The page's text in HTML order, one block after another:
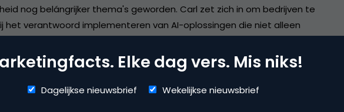
nog belángrijker thema's geworden. Carl zet zich in om bedrijven te
het verantwoord implementeren van AI-oplossingen die niet alleen
Met zijn diepgaande kennis van AI en zijn toewijding aan veilige
Carl organisaties de balans te vinden tussen innovatie en
Zijn werk draagt bij aan het creëren van betrouwbare AI-systemen die
Elke dag vers. Mis niks!
Dagelijkse nieuwsbrief Wekelijkse nieuwsbrief